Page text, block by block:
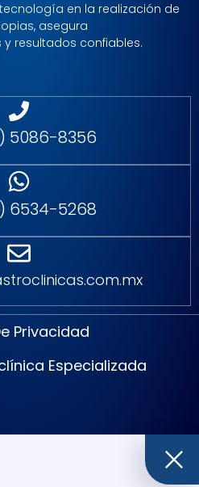
en la realización de
asegura
resultados confiables.
5086-8356
6534-5268
Privacidad
Especializada